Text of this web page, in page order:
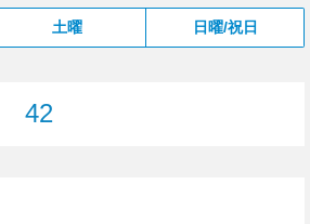
土曜 日曜/祝日
42